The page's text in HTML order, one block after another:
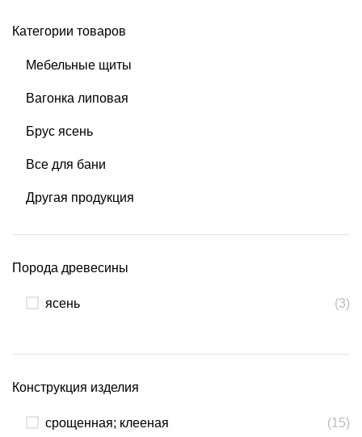
Категории товаров
Мебельные щиты
Вагонка липовая
Брус ясень
Все для бани
Другая продукция
Порода древесины
ясень (3)
Конструкция изделия
срощенная; клееная (15)